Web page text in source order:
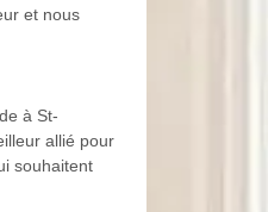
et nous
à St-
allié pour
souhaitent